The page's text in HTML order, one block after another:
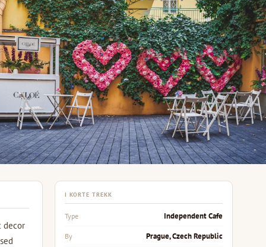
decor
I KORTE TREKK
Type Independent Cafe
By Prague, Czech Republic